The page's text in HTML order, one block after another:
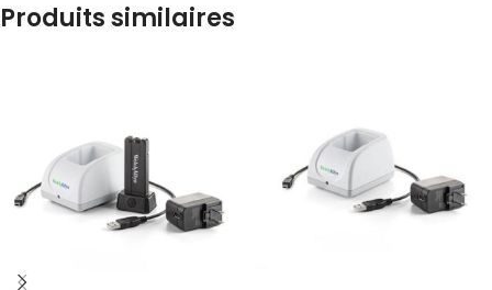
Produits similaires